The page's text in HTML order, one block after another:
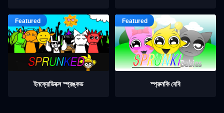
ইনক্রেডিবক্স স্প্রঙ্কড স্প্রুনকি বেবি